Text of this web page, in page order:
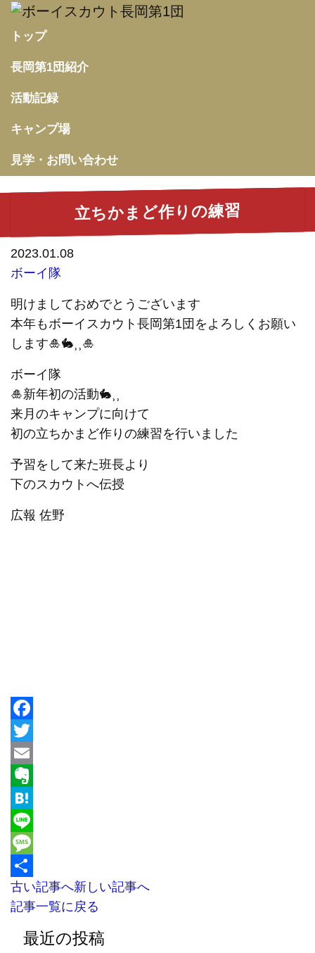
トップ
長岡第1団紹介
活動記録
キャンプ場
見学・お問い合わせ
立ちかまど作りの練習
2023.01.08
ボーイ隊
明けましておめでとうございます
本年もボーイスカウト長岡第1団をよろしくお願い
します🎍🐇⸒⸒🎍
ボーイ隊
🎍新年初の活動🐇⸒⸒
来月のキャンプに向けて
初の立ちかまど作りの練習を行いました
予習をして来た班長より
下のスカウトへ伝授
広報 佐野
Facebook
Twitter
Email
Evernote
Hatena
Line
Message
共
有
古い記事へ新しい記事へ
記事一覧に戻る
最近の投稿